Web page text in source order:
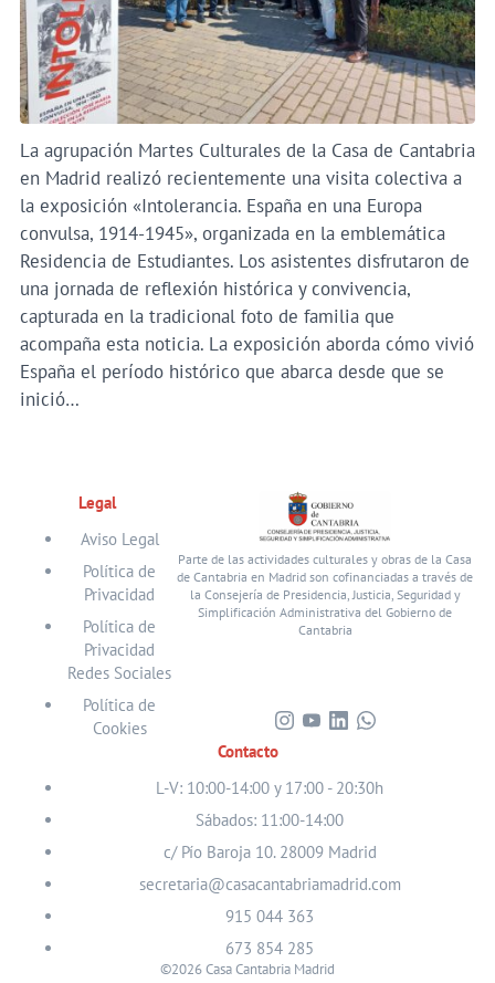
La agrupación Martes Culturales de la Casa de Cantabria
en Madrid realizó recientemente una visita colectiva a
la exposición «Intolerancia. España en una Europa
convulsa, 1914-1945», organizada en la emblemática
Residencia de Estudiantes. Los asistentes disfrutaron de
una jornada de reflexión histórica y convivencia,
capturada en la tradicional foto de familia que
acompaña esta noticia. La exposición aborda cómo vivió
España el período histórico que abarca desde que se
inició…
Legal
Aviso Legal
Política de
Privacidad
Política de
Privacidad
Redes Sociales
Política de
Cookies
Parte de las actividades culturales y obras de la Casa
de Cantabria en Madrid son cofinanciadas a través de
la Consejería de Presidencia, Justicia, Seguridad y
Simplificación Administrativa del Gobierno de
Cantabria
Visita
perfil
en
Instagram
Visita
perfil
en
Youtube
Visita
perfil
en
Linkedin
Visita
perfil
WhatsApp
Contacto
L-V: 10:00-14:00 y 17:00 - 20:30h
Sábados: 11:00-14:00
c/ Pío Baroja 10. 28009 Madrid
secretaria@casacantabriamadrid.com
915 044 363
673 854 285
©2026 Casa Cantabria Madrid